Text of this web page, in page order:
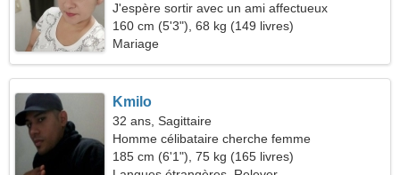
J'espère sortir avec un ami affectueux
160 cm (5'3"), 68 kg (149 livres)
Mariage
Kmilo
32 ans, Sagittaire
Homme célibataire cherche femme
185 cm (6'1"), 75 kg (165 livres)